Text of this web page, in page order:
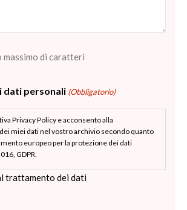
massimo di caratteri
dati personali (Obbligatorio)
Privacy Policy e acconsento alla
miei dati nel vostro archivio secondo quanto
europeo per la protezione dei dati
GDPR.
trattamento dei dati